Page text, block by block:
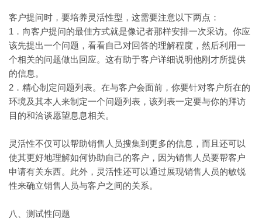
客户提问时，要培养灵活性型，这需要注意以下两点：
1．向客户提问的最佳方式就是像记者那样安排一次采访。你应
该先提出一个问题，看看自己对回答的理解程度，然后利用一
个相关的问题做出回应。这有助于客户详细说明他刚才所提供
的信息。
2．精心制定问题列表。在与客户会面前，你要针对客户所在的
环境及其本人来制定一个问题列表，该列表一定要与你的拜访
目的和洽谈愿望息息相关。
灵活性不仅可以帮助销售人员搜集到更多的信息，而且还可以
使其更好地理解如何协助自己的客户，因为销售人员要帮客户
申请有关东西。此外，灵活性还可以通过展现销售人员的敏锐
性来确立销售人员与客户之间的关系。
八、测试性问题